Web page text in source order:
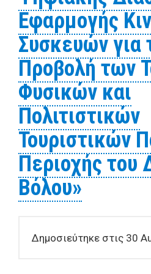
Εφαρμογής
Συσκευών για
Προβολή των
Φυσικών και
Πολιτιστικών
Τουριστικών
Περιοχής του
Βόλου»
Δημοσιεύτηκε στις 30